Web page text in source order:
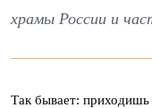
храмы России и
Так бывает: